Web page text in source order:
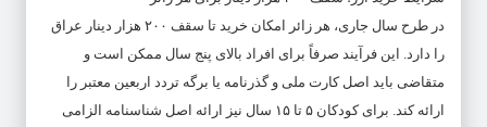
در طرح سال جاری، هر زائر امکان خرید تا سقف ۲۰۰ هزار دینار عراق
را دارد. این فرآیند صرفاً برای افراد بالای پنج سال ممکن است و
متقاضی باید اصل کارت ملی و گذرنامه یا برگه تردد اربعین معتبر را
ارائه کند. برای کودکان ۵ تا ۱۵ سال نیز ارائه اصل شناسنامه الزامی